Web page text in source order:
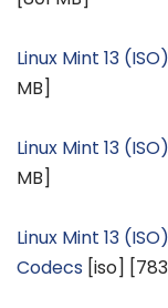
Linux Mint 13
MB]
Linux Mint 13
MB]
Linux Mint 13
Codecs [iso]